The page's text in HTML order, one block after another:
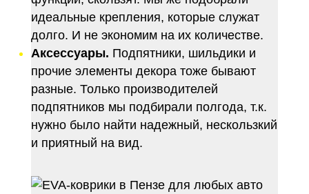
идеальные крепления, которые служат
долго. И не экономим на их количестве.
Аксессуары. Подпятники, шильдики и
прочие элементы декора тоже бывают
разные. Только производителей
подпятников мы подбирали полгода, т.к.
нужно было найти надежный, нескользкий
и приятный на вид.